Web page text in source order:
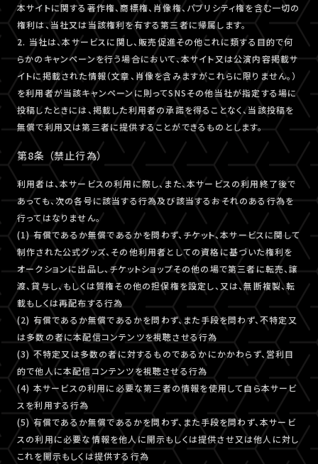
本サイトに関する著作権、商標権、肖像権、パブリシティ権を含む一切の
権利は、当社又は当該権利を有する第三者に帰属します。
2. 当社は、本サービスに関し、販売促進その他これに類する目的で何
らかのキャンペーンを行う場合において、本サイト又は公演内容掲載サ
イトに掲載された情報（文章、肖像を含みますがこれらに限りません。）
を利用者が当該キャンペーンに則ってSNSその他当社が指定する場に
投稿したときには、掲載した利用者の承諾を得ることなく、当該投稿を
無償で利用又は第三者に提供することができるものとします。
第8条 （禁止行為）
利用者は、本サービスの利用に際し、また、本サービスの利用終了後で
あっても、次の各号に該当する行為及び該当するおそれのある行為を
行ってはなりません。
(1) 有償であるか無償であるかを問わず、チケット、本サービスに関して
制作された公式グッズ、その他利用者としての資格に基づいた権利を
オークションに出品し、チケットショップその他の場で第三者に転売、譲
渡、貸与し、もしくは質権その他の担保権を設定し、又は、無断複製、転
載もしくは再配布する行為
(2) 有償であるか無償であるかを問わず、また手段を問わず、不特定又
は多数の者に本配信コンテンツを視聴させる行為
(3) 不特定又は多数の者に対するものであるかにかかわらず、営利目
的で他人に本配信コンテンツを視聴させる行為
(4) 本サービスの利用に必要な第三者の情報を使用して自ら本サービ
スを利用する行為
(5) 有償であるか無償であるかを問わず、また手段を問わず、本サービ
スの利用に必要な情報を他人に開示もしくは提供させ又は他人に対し
これを開示もしくは提供する行為